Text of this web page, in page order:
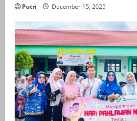
Putri December 15, 2025